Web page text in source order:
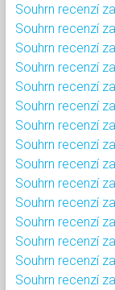
Souhrn recenzí
Souhrn recenzí
Souhrn recenzí
Souhrn recenzí
Souhrn recenzí
Souhrn recenzí
Souhrn recenzí
Souhrn recenzí
Souhrn recenzí
Souhrn recenzí
Souhrn recenzí
Souhrn recenzí
Souhrn recenzí
Souhrn recenzí
Souhrn recenzí